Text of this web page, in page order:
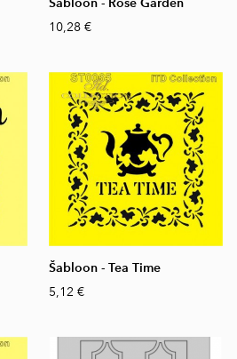
10,28 €
Šabloon - Tea Time
5,12 €